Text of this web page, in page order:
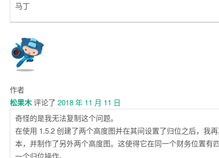
马丁
作者
松果木评论了 2018 年 11 月 11 日
奇怪的是我无法复制这个问题。
在使用 1.5.2 创建了两个高度图并在其间设置了归位之后，我
本，并制作了另外两个高度图。这使得它在同一个财务位置有
一个归位操作。